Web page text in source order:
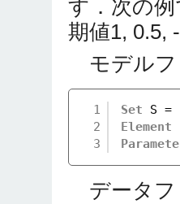
す．次の
期値1, 0.5,
モデルフ
1
2
3
Set S =
Element
データフ